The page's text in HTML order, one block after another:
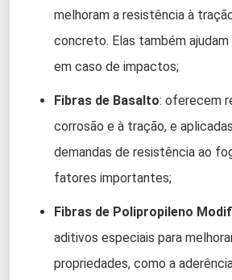
melhoram a resistência à
concreto. Elas também ajudam
em caso de impactos;
Fibras de Basalto: oferecem
corrosão e à tração, e
demandas de resistência ao
fatores importantes;
Fibras de Polipropileno
aditivos especiais para
propriedades, como a